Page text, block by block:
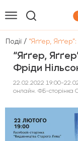
Події / “Яґґер,
“Яґґер,
Фріди
22.02.2022 19:00-
онлайн. ФБ-сторінка